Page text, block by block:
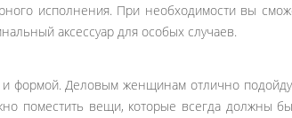
исполнения. При необходимости вы
аксессуар для особых случаев.
формой. Деловым женщинам отлично
поместить вещи, которые всегда должны